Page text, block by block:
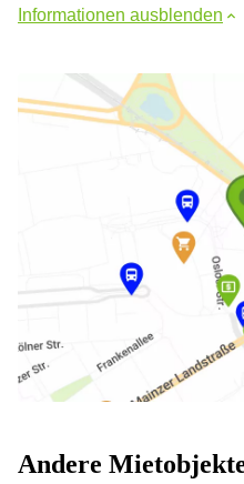
Informationen ausblenden
Andere